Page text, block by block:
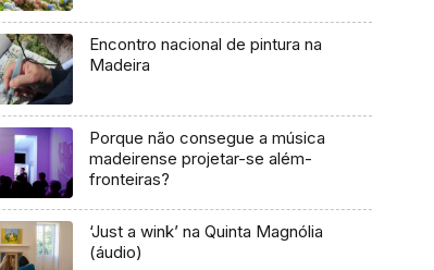
Encontro nacional de pintura na
Madeira
Porque não consegue a música
madeirense projetar-se além-
fronteiras?
‘Just a wink’ na Quinta Magnólia
(áudio)